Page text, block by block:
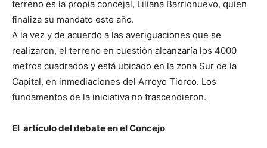
terreno es la propia concejal, Liliana Barrionuevo, quien
finaliza su mandato este año.
A la vez y de acuerdo a las averiguaciones que se
realizaron, el terreno en cuestión alcanzaría los 4000
metros cuadrados y está ubicado en la zona Sur de la
Capital, en inmediaciones del Arroyo Tiorco. Los
fundamentos de la iniciativa no trascendieron.
El artículo del debate en el Concejo